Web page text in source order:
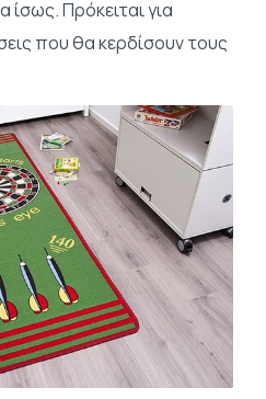
ίσως. Πρόκειται για
που θα κερδίσουν τους